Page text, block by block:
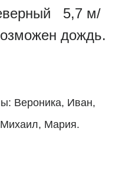
5,7 м/
дождь.
Вероника, Иван,
Мария.